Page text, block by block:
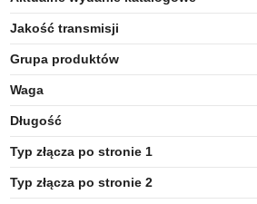
Jakość transmisji
Grupa produktów
Waga
Długość
Typ złącza po stronie 1
Typ złącza po stronie 2